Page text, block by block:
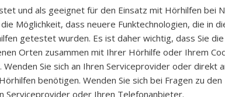
und als geeignet für den Einsatz mit Hörhilfen bei
Möglichkeit, dass neuere Funktechnologien, die in
getestet wurden. Es ist daher wichtig, dass Sie
Orten zusammen mit Ihrer Hörhilfe oder Ihrem
Sie sich an Ihren Serviceprovider oder direkt
benötigen. Wenden Sie sich bei Fragen zu
Serviceprovider oder Ihren Telefonanbieter.